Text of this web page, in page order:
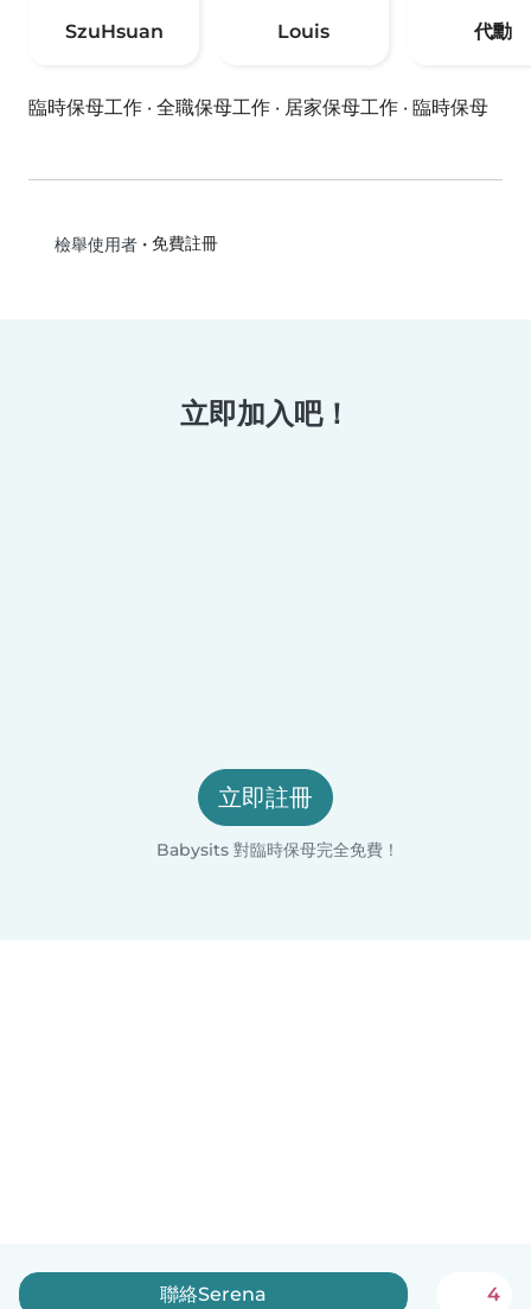
SzuHsuan Louis 代勳
臨時保母工作 · 全職保母工作 · 居家保母工作 · 臨時保母
檢舉使用者• 免費註冊
立即加入吧！
立即註冊
Babysits 對臨時保母完全免費！
聯絡Serena 4